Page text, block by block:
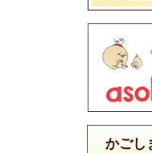
かごし